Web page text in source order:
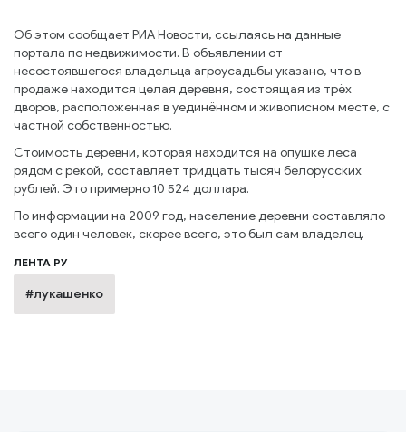
Об этом сообщает РИА Новости, ссылаясь на данные
портала по недвижимости. В объявлении от
несостоявшегося владельца агроусадьбы указано, что в
продаже находится целая деревня, состоящая из трёх
дворов, расположенная в уединённом и живописном месте, с
частной собственностью.
Стоимость деревни, которая находится на опушке леса
рядом с рекой, составляет тридцать тысяч белорусских
рублей. Это примерно 10 524 доллара.
По информации на 2009 год, население деревни составляло
всего один человек, скорее всего, это был сам владелец.
ЛЕНТА РУ
#лукашенко